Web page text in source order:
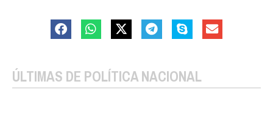
ÚLTIMAS DE POLÍTICA NACIONAL